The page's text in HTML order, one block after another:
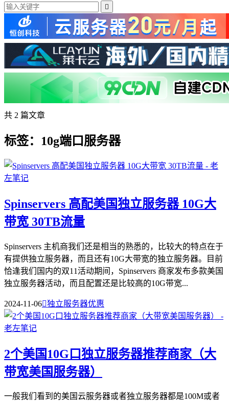

共 2 篇文章
标签：10g端口服务器
Spinservers 高配美国独立服务器 10G大
带宽 30TB流量
Spinservers 主机商我们还是相当的熟悉的，比较大的特点在于
有提供独立服务器，而且还有10G大带宽的独立服务器。目前
恰逢我们国内的双11活动期间，Spinservers 商家发布多款美国
独立服务器活动，而且配置还是比较高的10G带宽...
2024-11-06独立服务器优惠
2个美国10G口独立服务器推荐商家（大
带宽美国服务器）
一般我们看到的美国云服务器或者独立服务器都是100M或者